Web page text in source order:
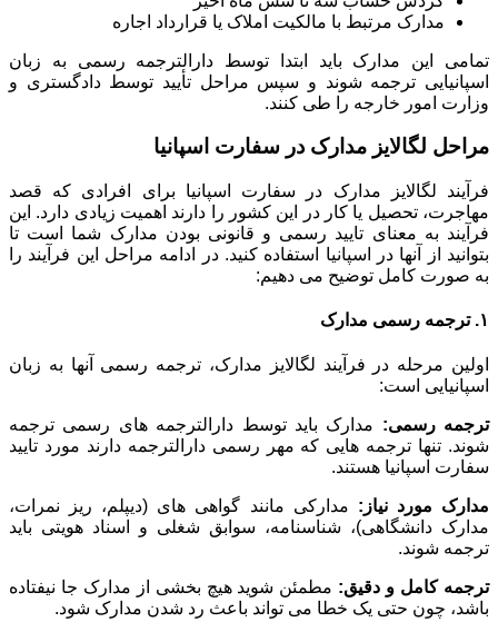
مدارک مرتبط با مالکیت املاک یا قرارداد اجاره
تمامی این مدارک باید ابتدا توسط دارالترجمه رسمی به زبان
اسپانیایی ترجمه شوند و سپس مراحل تأیید توسط دادگستری و
وزارت امور خارجه را طی کنند.
مراحل لگالایز مدارک در سفارت اسپانیا
فرآیند لگالایز مدارک در سفارت اسپانیا برای افرادی که قصد
مهاجرت، تحصیل یا کار در این کشور را دارند اهمیت زیادی دارد. این
فرآیند به معنای تایید رسمی و قانونی بودن مدارک شما است تا
بتوانید از آنها در اسپانیا استفاده کنید. در ادامه مراحل این فرآیند را
به صورت کامل توضیح می دهیم:
۱. ترجمه رسمی مدارک
اولین مرحله در فرآیند لگالایز مدارک، ترجمه رسمی آنها به زبان
اسپانیایی است:
ترجمه رسمی: مدارک باید توسط دارالترجمه های رسمی ترجمه
شوند. تنها ترجمه هایی که مهر رسمی دارالترجمه دارند مورد تایید
سفارت اسپانیا هستند.
مدارک مورد نیاز: مدارکی مانند گواهی های (دیپلم، ریز نمرات،
مدارک دانشگاهی)، شناسنامه، سوابق شغلی و اسناد هویتی باید
ترجمه شوند.
ترجمه کامل و دقیق: مطمئن شوید هیچ بخشی از مدارک جا نیفتاده
باشد، چون حتی یک خطا می تواند باعث رد شدن مدارک شود.